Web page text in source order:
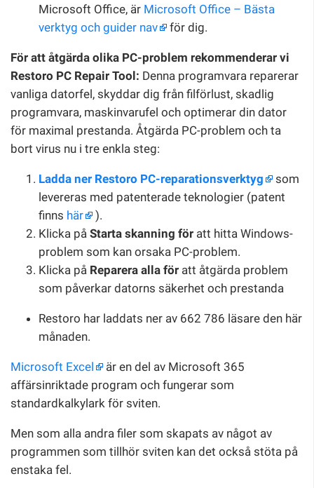
Microsoft Office, är Microsoft Office – Bästa
verktyg och guider nav
för dig.
För att åtgärda olika PC-problem rekommenderar vi
Restoro PC Repair Tool: Denna programvara reparerar
vanliga datorfel, skyddar dig från filförlust, skadlig
programvara, maskinvarufel och optimerar din dator
för maximal prestanda. Åtgärda PC-problem och ta
bort virus nu i tre enkla steg:
Ladda ner Restoro PC-reparationsverktyg
som
levereras med patenterade teknologier (patent
finns här
).
Klicka på Starta skanning för att hitta Windows-
problem som kan orsaka PC-problem.
Klicka på Reparera alla för att åtgärda problem
som påverkar datorns säkerhet och prestanda
Restoro har laddats ner av 662 786 läsare den här
månaden.
Microsoft Excel
är en del av Microsoft 365
affärsinriktade program och fungerar som
standardkalkylark för sviten.
Men som alla andra filer som skapats av något av
programmen som tillhör sviten kan det också stöta på
enstaka fel.